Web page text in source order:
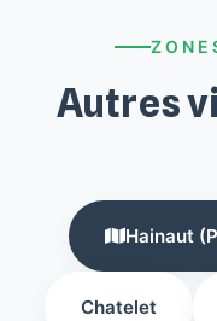
Autres
Hainaut
Chatelet